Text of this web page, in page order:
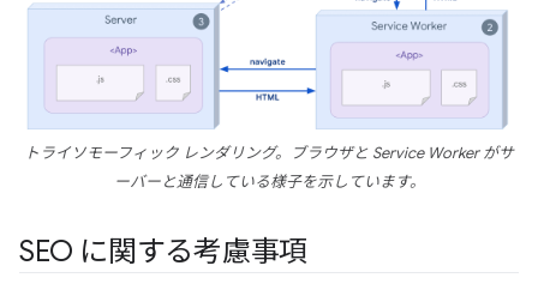
トライソモーフィック レンダリング。ブラウザと Service Worker がサ
ーバーと通信している様子を示しています。
SEO に関する考慮事項